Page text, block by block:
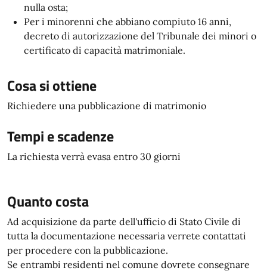
nulla osta;
Per i minorenni che abbiano compiuto 16 anni,
decreto di autorizzazione del Tribunale dei minori o
certificato di capacità matrimoniale.
Cosa si ottiene
Richiedere una pubblicazione di matrimonio
Tempi e scadenze
La richiesta verrà evasa entro 30 giorni
Quanto costa
Ad acquisizione da parte dell'ufficio di Stato Civile di
tutta la documentazione necessaria verrete contattati
per procedere con la pubblicazione.
Se entrambi residenti nel comune dovrete consegnare